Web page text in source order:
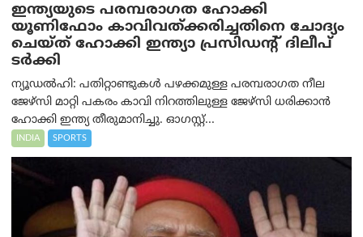
ഇന്ത്യയുടെ പരമ്പരാഗത ഹോക്കി
യൂണിഫോം കാവിവത്ക്കരിച്ചതിനെ ചോദ്യം
ചെയ്ത് ഹോക്കി ഇന്ത്യാ പ്രസിഡന്റ് ദിലീപ്
ടര്‍ക്കി
ന്യൂഡൽഹി: പതിറ്റാണ്ടുകൾ പഴക്കമുള്ള പരമ്പരാഗത നീല
ജേഴ്‌സി മാറ്റി പകരം കാവി നിറത്തിലുള്ള ജേഴ്‌സി ധരിക്കാൻ
ഹോക്കി ഇന്ത്യ തീരുമാനിച്ചു. ഓഗസ്റ്റ്...
INDIA SPORTS